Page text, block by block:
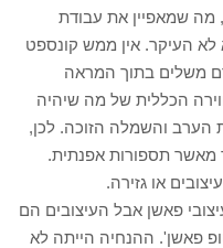
מה שמאפיין את עבודת
העיקר. אין ממש קונספט
משלים בתוך המראה
הכללית של מה שיהיה
והשמלה הזוכה. לכן,
מאשר תספורות אפנתית.
או גזירה.
פאשן אבל העיצובים הם
פאשן'. ההנחיה הייתה לא